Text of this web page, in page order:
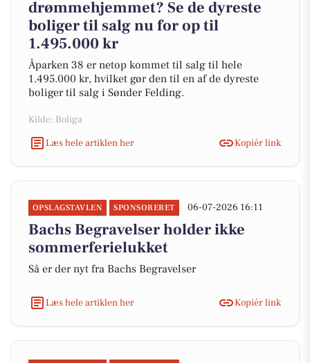
drømmehjemmet? Se de dyreste
boliger til salg nu for op til
1.495.000 kr
Åparken 38 er netop kommet til salg til hele
1.495.000 kr, hvilket gør den til en af de dyreste
boliger til salg i Sønder Felding.
Kilde: Boliga
Læs hele artiklen her
Kopiér link
OPSLAGSTAVLEN SPONSORERET 06-07-2026 16:11
Bachs Begravelser holder ikke
sommerferielukket
Så er der nyt fra Bachs Begravelser
Læs hele artiklen her Kopiér link